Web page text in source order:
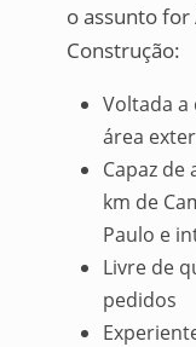
o assunto
Construção:
Voltada a
área
Capaz
km de
Paulo e
Livre de
pedidos